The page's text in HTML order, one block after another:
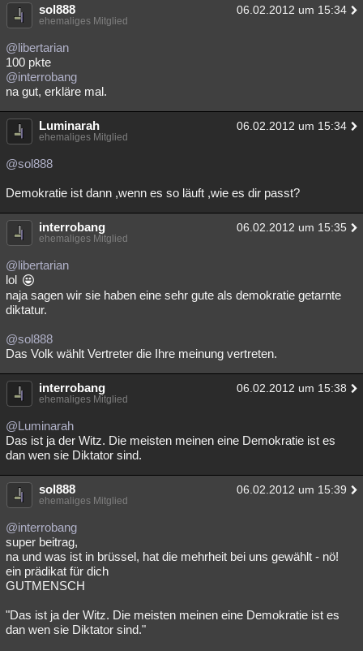
sol888 06.02.2012 um 15:34
ehemaliges Mitglied
@libertarian
100 pkte
@interrobang
na gut, erkläre mal.
Luminarah 06.02.2012 um 15:34
ehemaliges Mitglied
@sol888
Demokratie ist dann ,wenn es so läuft ,wie es dir passt?
interrobang 06.02.2012 um 15:35
ehemaliges Mitglied
@libertarian
lol
naja sagen wir sie haben eine sehr gute als demokratie getarnte
diktatur.
@sol888
Das Volk wählt Vertreter die Ihre meinung vertreten.
interrobang 06.02.2012 um 15:38
ehemaliges Mitglied
@Luminarah
Das ist ja der Witz. Die meisten meinen eine Demokratie ist es
dan wen sie Diktator sind.
sol888 06.02.2012 um 15:39
ehemaliges Mitglied
@interrobang
super beitrag,
na und was ist in brüssel, hat die mehrheit bei uns gewählt - nö!
ein prädikat für dich
GUTMENSCH
"Das ist ja der Witz. Die meisten meinen eine Demokratie ist es
dan wen sie Diktator sind."